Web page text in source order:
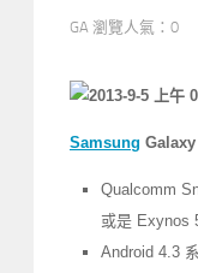
GA 瀏覽人氣：0
Samsung
Qualcomm
或是 Exynos
Android 4.3